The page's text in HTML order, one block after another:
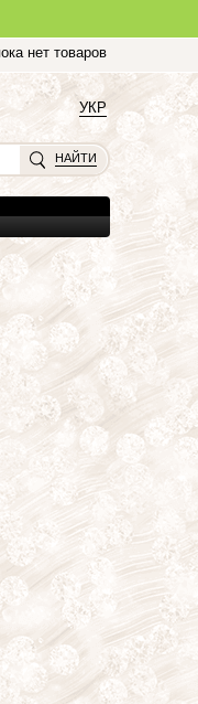
будь-якої нитки, яку Ви
нет товаров
УКР
НАЙТИ